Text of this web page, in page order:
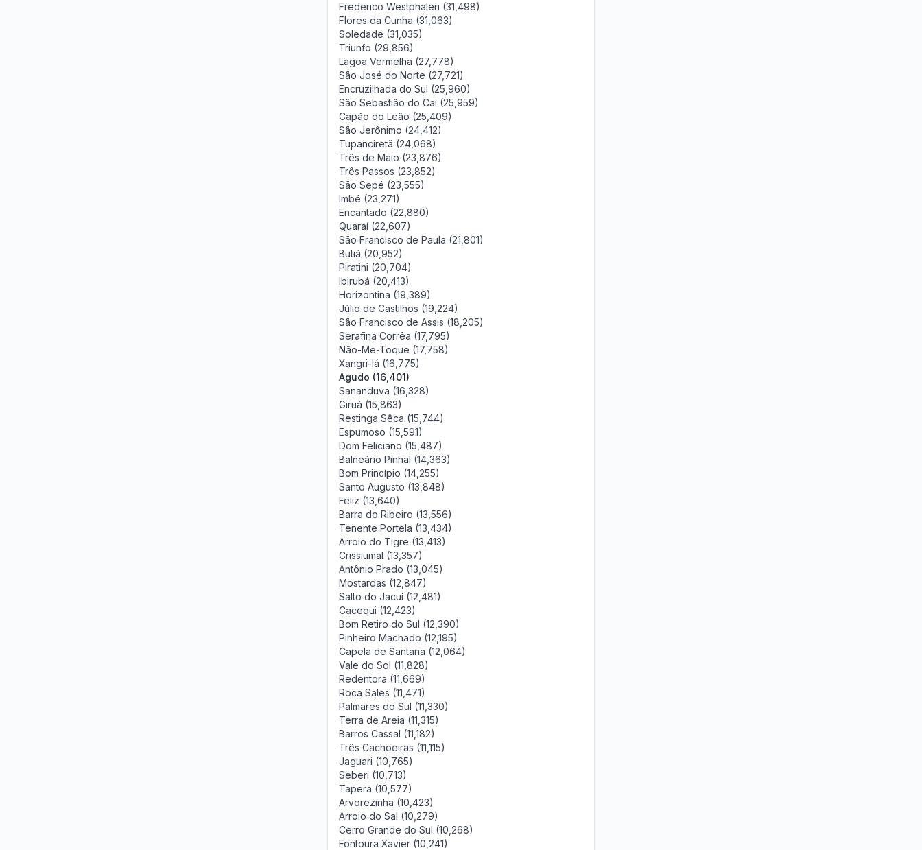
Frederico Westphalen (31,498)
Flores da Cunha (31,063)
Soledade (31,035)
Triunfo (29,856)
Lagoa Vermelha (27,778)
São José do Norte (27,721)
Encruzilhada do Sul (25,960)
São Sebastião do Caí (25,959)
Capão do Leão (25,409)
São Jerônimo (24,412)
Tupanciretã (24,068)
Três de Maio (23,876)
Três Passos (23,852)
São Sepé (23,555)
Imbé (23,271)
Encantado (22,880)
Quaraí (22,607)
São Francisco de Paula (21,801)
Butiá (20,952)
Piratini (20,704)
Ibirubá (20,413)
Horizontina (19,389)
Júlio de Castilhos (19,224)
São Francisco de Assis (18,205)
Serafina Corrêa (17,795)
Não-Me-Toque (17,758)
Xangri-lá (16,775)
Agudo (16,401)
Sananduva (16,328)
Giruá (15,863)
Restinga Sêca (15,744)
Espumoso (15,591)
Dom Feliciano (15,487)
Balneário Pinhal (14,363)
Bom Princípio (14,255)
Santo Augusto (13,848)
Feliz (13,640)
Barra do Ribeiro (13,556)
Tenente Portela (13,434)
Arroio do Tigre (13,413)
Crissiumal (13,357)
Antônio Prado (13,045)
Mostardas (12,847)
Salto do Jacuí (12,481)
Cacequi (12,423)
Bom Retiro do Sul (12,390)
Pinheiro Machado (12,195)
Capela de Santana (12,064)
Vale do Sol (11,828)
Redentora (11,669)
Roca Sales (11,471)
Palmares do Sul (11,330)
Terra de Areia (11,315)
Barros Cassal (11,182)
Três Cachoeiras (11,115)
Jaguari (10,765)
Seberi (10,713)
Tapera (10,577)
Arvorezinha (10,423)
Arroio do Sal (10,279)
Cerro Grande do Sul (10,268)
Fontoura Xavier (10,241)